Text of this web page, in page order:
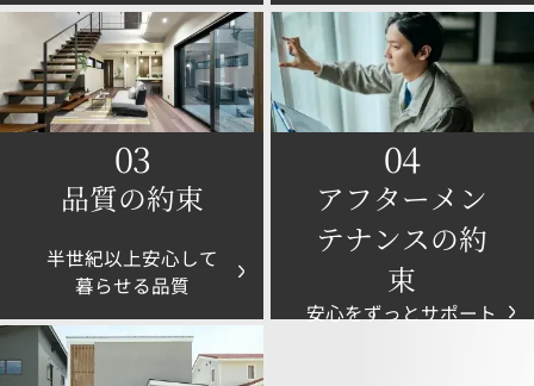
03
品質の約束
半世紀以上安心して
暮らせる品質
04
アフターメン
テナンスの約
束
安心をずっとサポート